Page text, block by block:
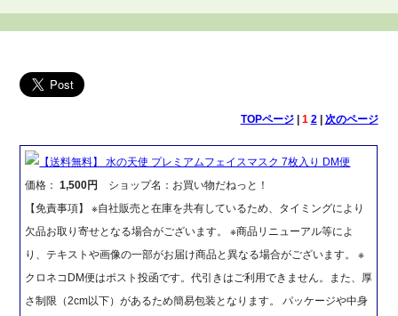
TOPページ| 1 2| 次のページ
【送料無料】 水の天使 プレミアムフェイスマスク 7枚入り DM便
価格：1,500円
ショップ名：お買い物だねっと！
【免責事項】 ※自社販売と在庫を共有しているため、タイミングにより
欠品お取り寄せとなる場合がございます。 ※商品リニューアル等によ
り、テキストや画像の一部がお届け商品と異なる場合がございます。 ※
クロネコDM便はポスト投函です。代引きはご利用できません。また、厚
さ制限（2cm以下）があるため簡易包装となります。 パッケージや中身